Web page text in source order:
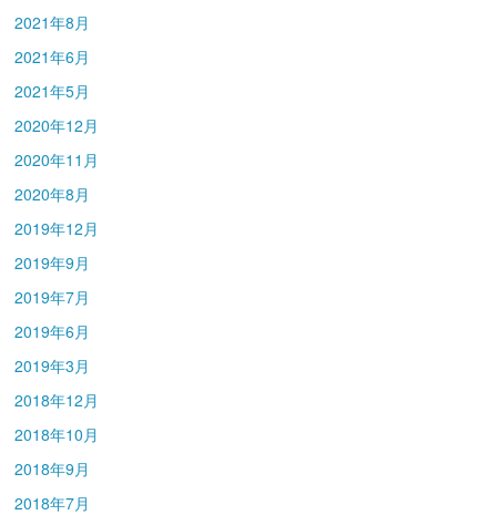
2021年8月
2021年6月
2021年5月
2020年12月
2020年11月
2020年8月
2019年12月
2019年9月
2019年7月
2019年6月
2019年3月
2018年12月
2018年10月
2018年9月
2018年7月